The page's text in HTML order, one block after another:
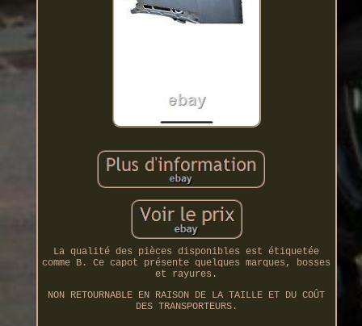
La qualité des pièces disponibles est étiquetée
comme B. Ce capot présente quelques marques, bosses
et rayures.
NON RETOURNABLE EN RAISON DE LA TAILLE ET DU COÛT
DES TRANSPORTEURS.